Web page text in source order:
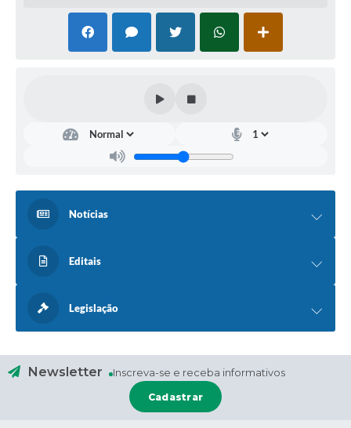
Notícias
Editais
Legislação
Newsletter Inscreva-se e receba informativos
Cadastrar